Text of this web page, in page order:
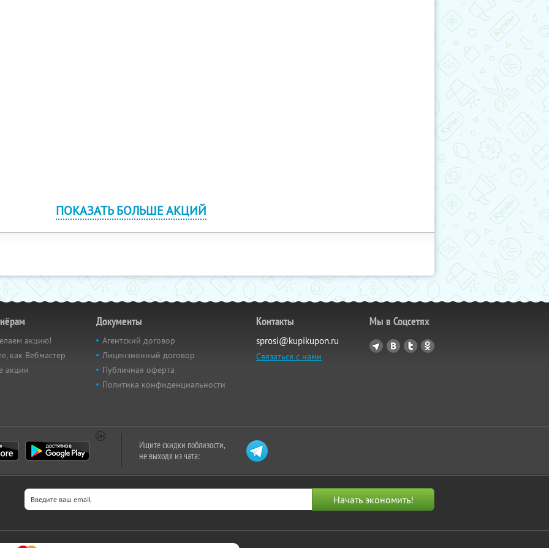
ПОКАЗАТЬ БОЛЬШЕ АКЦИЙ
акцию!
как Вебмастер
акции
Документы
Агентский договор
Лицензионный договор
Публичная оферта
Политика конфиденциальности
Контакты
sprosi@kupikupon.ru
Связаться с нами
Мы в Соцсетях
Ищите скидки поблизости,
не выходя из чата: